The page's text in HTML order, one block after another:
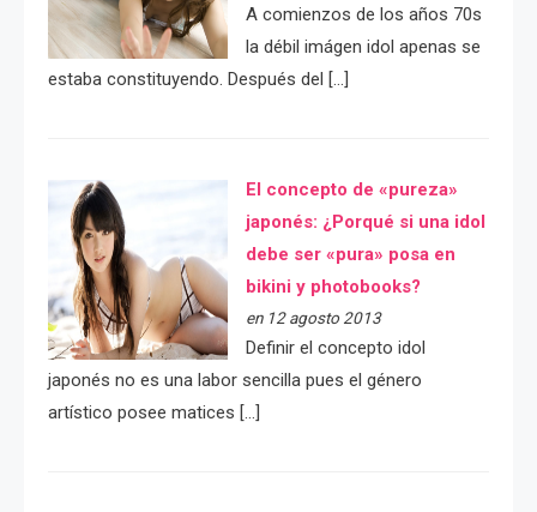
A comienzos de los años 70s
la débil imágen idol apenas se
estaba constituyendo. Después del […]
El concepto de «pureza»
japonés: ¿Porqué si una idol
debe ser «pura» posa en
bikini y photobooks?
en 12 agosto 2013
Definir el concepto idol
japonés no es una labor sencilla pues el género
artístico posee matices […]